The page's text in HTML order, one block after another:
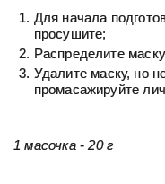
Для начала
просушите;
Распределите
Удалите маску, но
промасажируйте
1 масочка - 20 г